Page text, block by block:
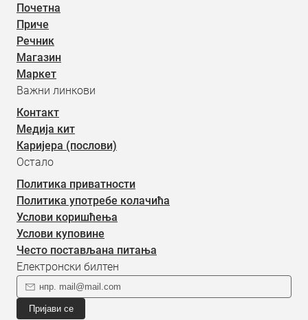
Почетна
Приче
Речник
Магазин
Маркет
Важни линкови
Контакт
Медија кит
Каријера (послови)
Остало
Политика приватности
Политика употребе колачића
Услови коришћења
Услови куповине
Често постављана питања
Електронски билтен
Пријави се